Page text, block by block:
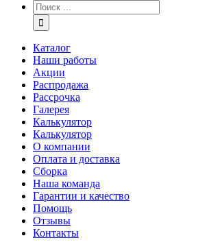
Каталог
Наши работы
Акции
Распродажа
Рассрочка
Галерея
Калькулятор
Калькулятор
О компании
Оплата и доставка
Сборка
Наша команда
Гарантии и качество
Помощь
Отзывы
Контакты